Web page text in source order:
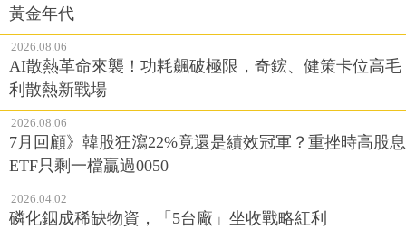
黃金年代
2026.08.06
AI散熱革命來襲！功耗飆破極限，奇鋐、健策卡位高毛
利散熱新戰場
2026.08.06
7月回顧》韓股狂瀉22%竟還是績效冠軍？重挫時高股息
ETF只剩一檔贏過0050
2026.04.02
磷化銦成稀缺物資，「5台廠」坐收戰略紅利